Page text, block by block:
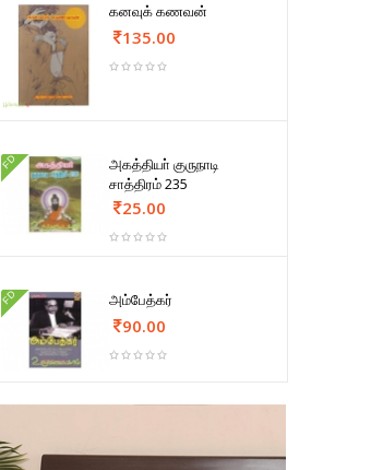
கனவுக் கணவன்
135.00
FD
அகத்தியா் குருநாடி
சாத்திரம் 235
25.00
FD அம்பேத்கர்
90.00